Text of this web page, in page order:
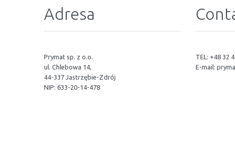
Adresa
Prymat sp. z o.o.
ul. Chlebowa 14,
44-337 Jastrzębie-Zdrój
NIP: 633-20-14-478
TEL: +48 32
E-mail: